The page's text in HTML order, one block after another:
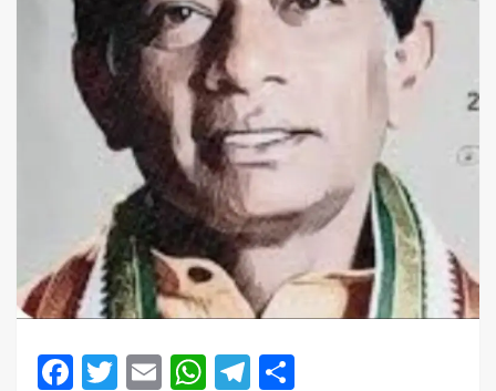
Facebook
Twitter
EmailWhatsApp
Telegram